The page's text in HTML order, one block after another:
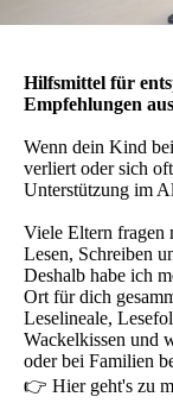
Hilfsmittel für
Empfehlungen
Wenn dein Kind
verliert oder sich
Unterstützung im
Viele Eltern fragen
Lesen, Schreiben
Deshalb habe ich
Ort für dich
Leselineale,
Wackelkissen und
oder bei Familien
👉 Hier geht's zu